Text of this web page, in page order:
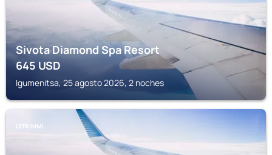
Sivota Diamond Spa Resort
645USD
Igumenitsa, 25 agosto 2026, 2 noches
LEFKIMMI